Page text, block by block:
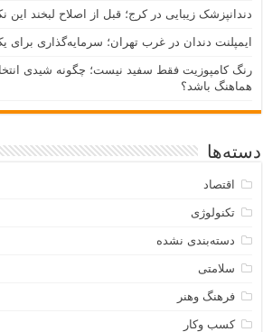
دندانپزشک زیبایی در کرج؛ قبل از اصلاح لبخند این
ایمپلنت دندان در غرب تهران؛ سرمایه‌گذاری برای
رنگ کامپوزیت فقط سفید نیست؛ چگونه شیدی
هماهنگ باشد؟
دسته‌ها
اقتصاد
تکنولوژی
دسته‌بندی نشده
سلامتی
فرهنگ وهنر
کسب وکار